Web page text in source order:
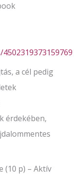
a cél pedig
érdekében,
(10 p) – Aktív